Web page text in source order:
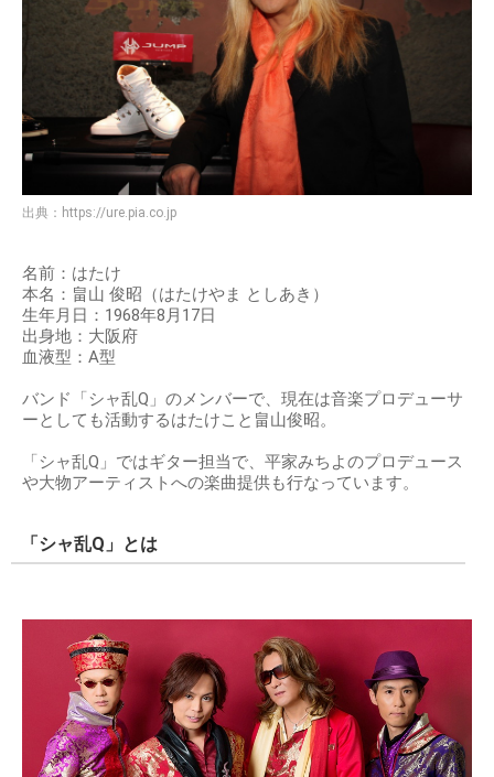
出典： https://ure.pia.co.jp
名前：はたけ
本名：畠山 俊昭（はたけやま としあき）
生年月日：1968年8月17日
出身地：大阪府
血液型：A型
バンド「シャ乱Q」のメンバーで、現在は音楽プロデューサ
ーとしても活動するはたけこと畠山俊昭。
「シャ乱Q」ではギター担当で、平家みちよのプロデュース
や大物アーティストへの楽曲提供も行なっています。
「シャ乱Q」とは